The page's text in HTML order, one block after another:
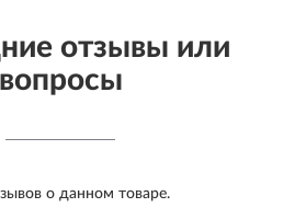
отзывы или
вопросы
о данном товаре.